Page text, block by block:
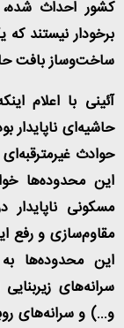
کشور احداث
برخودار نیستند
ساخت‌وساز بافت
حاشیه‌ای ناپایدار
حوادث
مسکونی
مقاوم‌سازی و رفع
این محدوده‌ها
سرانه‌های
و...) و سرانه‌های